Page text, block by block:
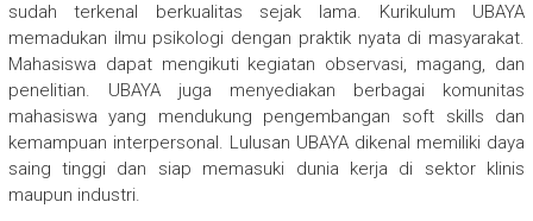
sudah terkenal berkualitas sejak lama. Kurikulum UBAYA
memadukan ilmu psikologi dengan praktik nyata di masyarakat.
Mahasiswa dapat mengikuti kegiatan observasi, magang, dan
penelitian. UBAYA juga menyediakan berbagai komunitas
mahasiswa yang mendukung pengembangan soft skills dan
kemampuan interpersonal. Lulusan UBAYA dikenal memiliki daya
saing tinggi dan siap memasuki dunia kerja di sektor klinis
maupun industri.